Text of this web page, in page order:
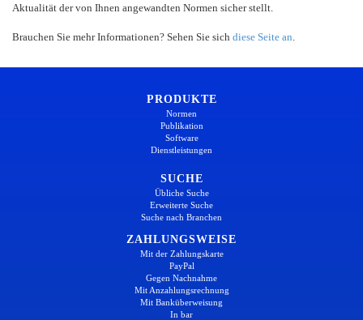
Aktualität der von Ihnen angewandten Normen sicher stellt.
Brauchen Sie mehr Informationen? Sehen Sie sich diese Seite an
PRODUKTE
Normen
Publikation
Software
Dienstleistungen
SUCHE
Übliche Suche
Erweiterte Suche
Suche nach Branchen
ZAHLUNGSWEISE
Mit der Zahlungskarte
PayPal
Gegen Nachnahme
Mit Anzahlungsrechnung
Mit Banküberweisung
In bar